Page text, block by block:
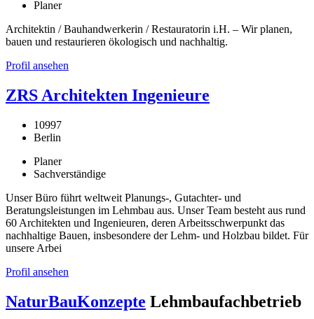
Planer
Architektin / Bauhandwerkerin / Restauratorin i.H. – Wir planen,
bauen und restaurieren ökologisch und nachhaltig.
Profil ansehen
ZRS Architekten Ingenieure
10997
Berlin
Planer
Sachverständige
Unser Büro führt weltweit Planungs-, Gutachter- und
Beratungsleistungen im Lehmbau aus. Unser Team besteht aus rund
60 Architekten und Ingenieuren, deren Arbeitsschwerpunkt das
nachhaltige Bauen, insbesondere der Lehm- und Holzbau bildet. Für
unsere Arbei
Profil ansehen
NaturBauKonzepte Lehmbaufachbetrieb